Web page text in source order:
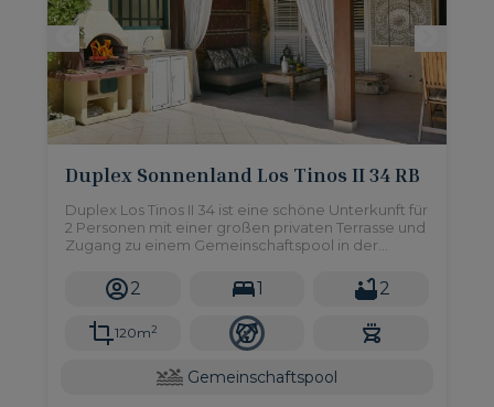
Duplex Sonnenland Los Tinos II 34 RB
Duplex Los Tinos II 34 ist eine schöne Unterkunft für
2 Personen mit einer großen privaten Terrasse und
Zugang zu einem Gemeinschaftspool in der
Gran Canaria.
2 1 2
120m2
Gemeinschaftspool